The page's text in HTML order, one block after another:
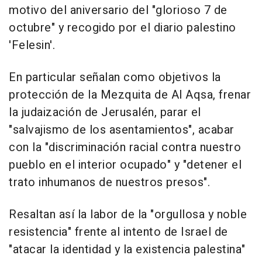
motivo del aniversario del "glorioso 7 de
octubre" y recogido por el diario palestino
'Felesin'.
En particular señalan como objetivos la
protección de la Mezquita de Al Aqsa, frenar
la judaización de Jerusalén, parar el
"salvajismo de los asentamientos", acabar
con la "discriminación racial contra nuestro
pueblo en el interior ocupado" y "detener el
trato inhumanos de nuestros presos".
Resaltan así la labor de la "orgullosa y noble
resistencia" frente al intento de Israel de
"atacar la identidad y la existencia palestina"